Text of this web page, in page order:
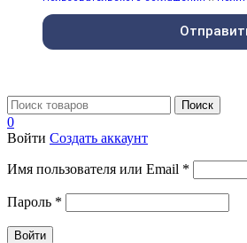
Поиск
0
Войти Создать аккаунт
Имя пользователя или Email *
Пароль *
Войти